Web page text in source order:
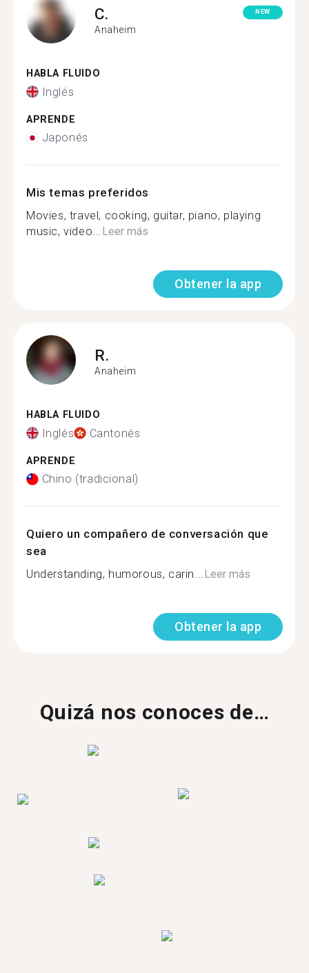
C.
Anaheim
NEW
HABLA FLUIDO
Inglés
APRENDE
Japonés
Mis temas preferidos
Movies, travel, cooking, guitar, piano, playing
music, video...Leer más
Obtener la app
R.
Anaheim
HABLA FLUIDO
Inglés Cantonés
APRENDE
Chino (tradicional)
Quiero un compañero de conversación que
sea
Understanding, humorous, carin...Leer más
Obtener la app
Quizá nos conoces de…